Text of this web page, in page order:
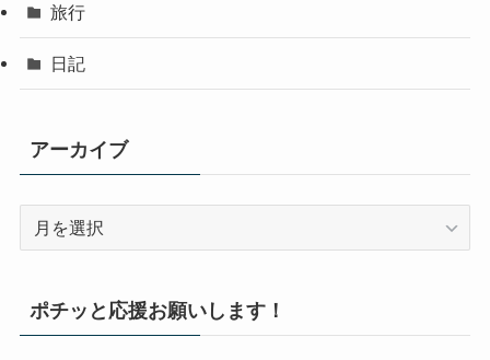
旅行
日記
アーカイブ
ポチッと応援お願いします！